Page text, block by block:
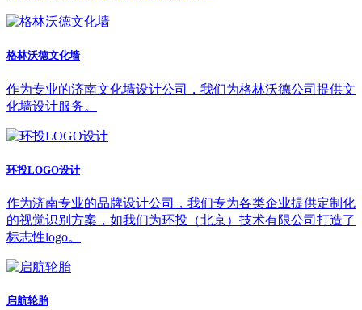
格林沃德文化墙
作为专业的济南文化墙设计公司，我们为格林沃德公司提供文
化墙设计服务。
环投LOGO设计
作为济南专业的品牌设计公司，我们专为各类企业提供定制化
的视觉识别方案，如我们为环投（北京）技术有限公司打造了
标志性logo。
启航轮胎